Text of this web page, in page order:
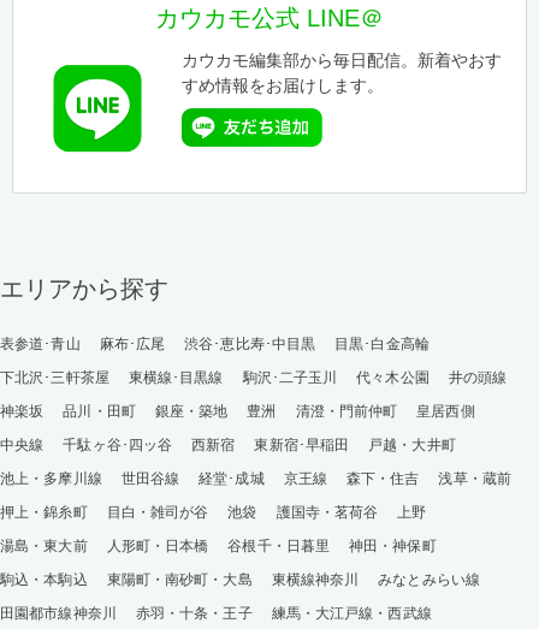
カウカモ公式 LINE＠
カウカモ編集部から毎日配信。新着やおす
すめ情報をお届けします。
エリアから探す
表参道･青山 麻布･広尾 渋谷･恵比寿･中目黒
目黒･白金高輪
下北沢･三軒茶屋
東横線･目黒線 駒沢･二子玉川 代々木公園
井の頭線
神楽坂
品川・田町 銀座・築地 豊洲 清澄・門前仲町
皇居西側
中央線
千駄ヶ谷･四ッ谷 西新宿 東新宿･早稲田
戸越・大井町
池上・多摩川線
世田谷線 経堂･成城 京王線 森下・住吉
浅草・蔵前
押上・錦糸町
目白・雑司が谷 池袋 護国寺・茗荷谷
上野
湯島・東大前
人形町・日本橋 谷根千・日暮里
神田・神保町
駒込・本駒込
東陽町・南砂町・大島 東横線神奈川
みなとみらい線
田園都市線神奈川
赤羽・十条・王子
練馬・大江戸線・西武線